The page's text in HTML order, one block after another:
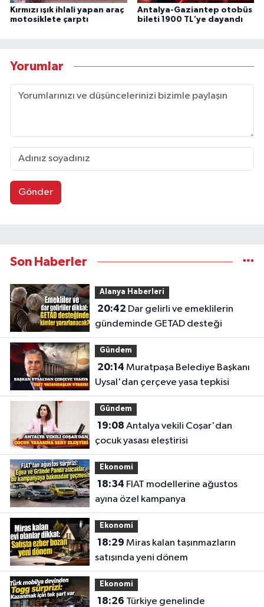
Kırmızı ışık ihlali yapan araç
motosiklete çarptı
Antalya-Gaziantep otobüs
bileti 1900 TL'ye dayandı
Yorumlar
Gönder
Son Haberler
Alanya Haberleri
20:42
gündeminde GETAD desteği
Gündem
20:14
Uysal'dan çerçeve yasa tepkisi
Gündem
19:08
çocuk yasası eleştirisi
Ekonomi
18:34
ayına özel kampanya
Ekonomi
18:29
satışında yeni dönem
Ekonomi
18:26